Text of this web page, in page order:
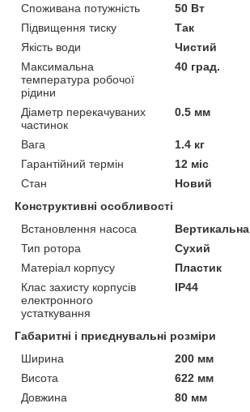
Споживана потужність
50 Вт
Підвищення тиску
Так
Якість води
Чистий
Максимальна
температура робочої
рідини
40 град.
Діаметр перекачуваних
частинок
0.5 мм
Вага
1.4 кг
Гарантійний термін
12 міс
Стан
Новий
Конструктивні особливості
Встановлення насоса
Вертикальна
Тип ротора
Сухий
Матеріал корпусу
Пластик
Клас захисту корпусів
електронного
устаткування
IP44
Габаритні і приєднувальні розміри
Ширина
200 мм
Висота
622 мм
Довжина
80 мм